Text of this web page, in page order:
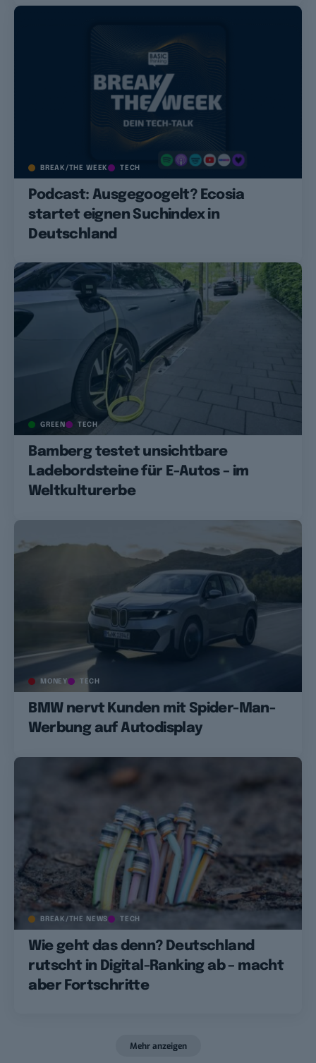
BREAK/THE WEEK TECH
Podcast: Ausgegoogelt? Ecosia
startet eignen Suchindex in
Deutschland
GREEN TECH
Bamberg testet unsichtbare
Ladebordsteine für E-Autos – im
Weltkulturerbe
MONEY TECH
BMW nervt Kunden mit Spider-Man-
Werbung auf Autodisplay
BREAK/THE NEWS TECH
Wie geht das denn? Deutschland
rutscht in Digital-Ranking ab – macht
aber Fortschritte
Mehr anzeigen